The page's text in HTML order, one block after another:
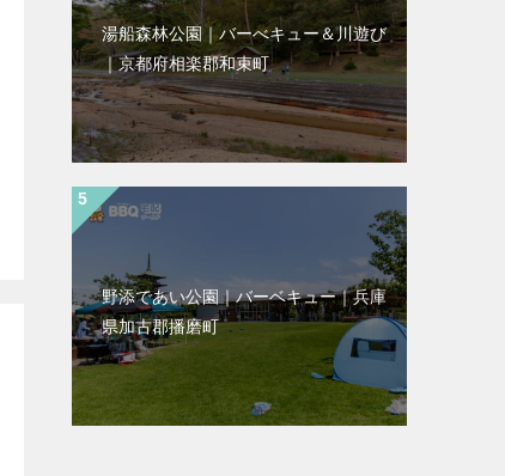
湯船森林公園｜バーべキュー＆川遊び
｜京都府相楽郡和束町
野添であい公園｜バーベキュー｜兵庫
県加古郡播磨町